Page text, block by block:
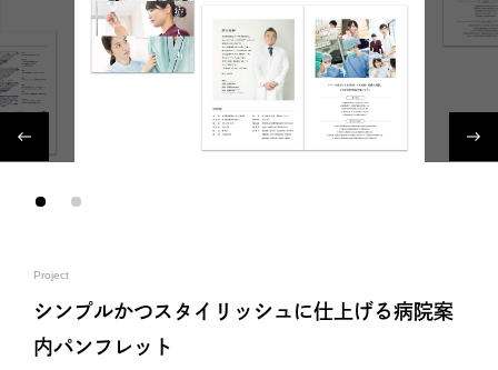
Project
シンプルかつスタイリッシュに仕上げる病院案
内パンフレット